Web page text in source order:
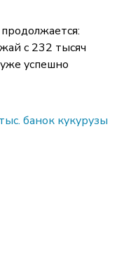
с 232 тысяч
успешно
банок кукурузы